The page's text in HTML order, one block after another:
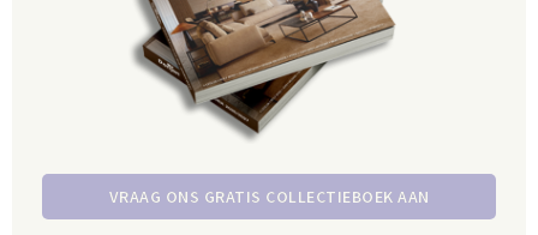
VRAAG ONS GRATIS COLLECTIEBOEK AAN